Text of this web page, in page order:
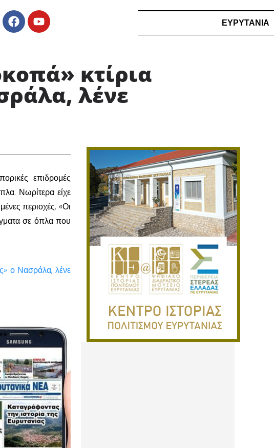
ΕΥΡΥΤΑΝΙΑ
κτίρια
λένε
επιδρομές
Νωρίτερα είχε
περιοχές. «Οι
σε όπλα που
ο Νασράλα, λένε